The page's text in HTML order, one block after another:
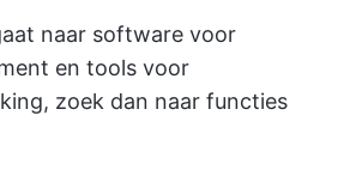
naar software voor
en tools voor
zoek dan naar functies